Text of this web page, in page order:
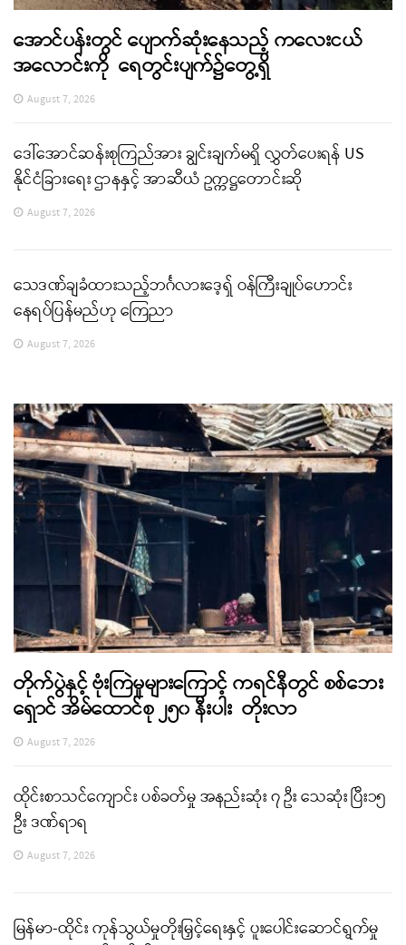
အောင်ပန်းတွင် ပျောက်ဆုံးနေသည့် ကလေးငယ်
အလောင်းကို ရေတွင်းပျက်၌တွေ့ရှိ
August 7, 2026
ဒေါ်အောင်ဆန်းစုကြည်အား ချွင်းချက်မရှိ လွှတ်ပေးရန် US
နိုင်ငံခြားရေး ဌာနနှင့် အာဆီယံ ဥက္ကဋ္ဌတောင်းဆို
August 7, 2026
သေဒဏ်ချခံထားသည့်ဘင်္ဂလားဒေ့ရှ် ဝန်ကြီးချုပ်ဟောင်း
နေရပ်ပြန်မည်ဟု ကြေညာ
August 7, 2026
တိုက်ပွဲနှင့် ဗုံးကြဲမှုများကြောင့် ကရင်နီတွင် စစ်ဘေး
ရှောင် အိမ်ထောင်စု ၂၅၀ နီးပါး တိုးလာ
August 7, 2026
ထိုင်းစာသင်ကျောင်း ပစ်ခတ်မှု အနည်းဆုံး ၇ ဦး သေဆုံး ပြီး၁၅
ဦး ဒဏ်ရာရ
August 7, 2026
မြန်မာ-ထိုင်း ကုန်သွယ်မှုတိုးမြှင့်ရေးနှင့် ပူးပေါင်းဆောင်ရွက်မှု